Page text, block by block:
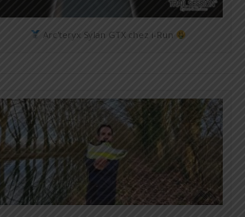
Arc'teryx Sylan GTX chez i-Run